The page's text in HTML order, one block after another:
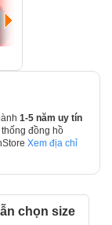
1-5 năm uy tín
thống đồng hồ
Xem địa chỉ
chọn size